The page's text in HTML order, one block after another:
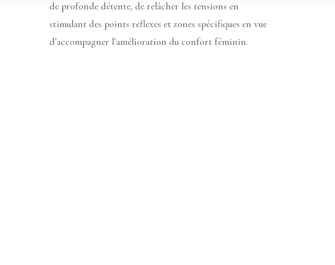
de profonde détente, de relâcher les tensions en
stimulant des points reflexes et zones spécifiques en vue
d’accompagner l’amélioration du confort féminin.